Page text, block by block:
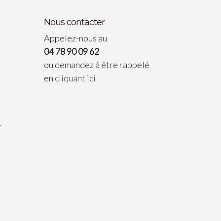
Nous contacter
Appelez-nous au
04 78 90 09 62
ou demandez à être rappelé
en cliquant ici